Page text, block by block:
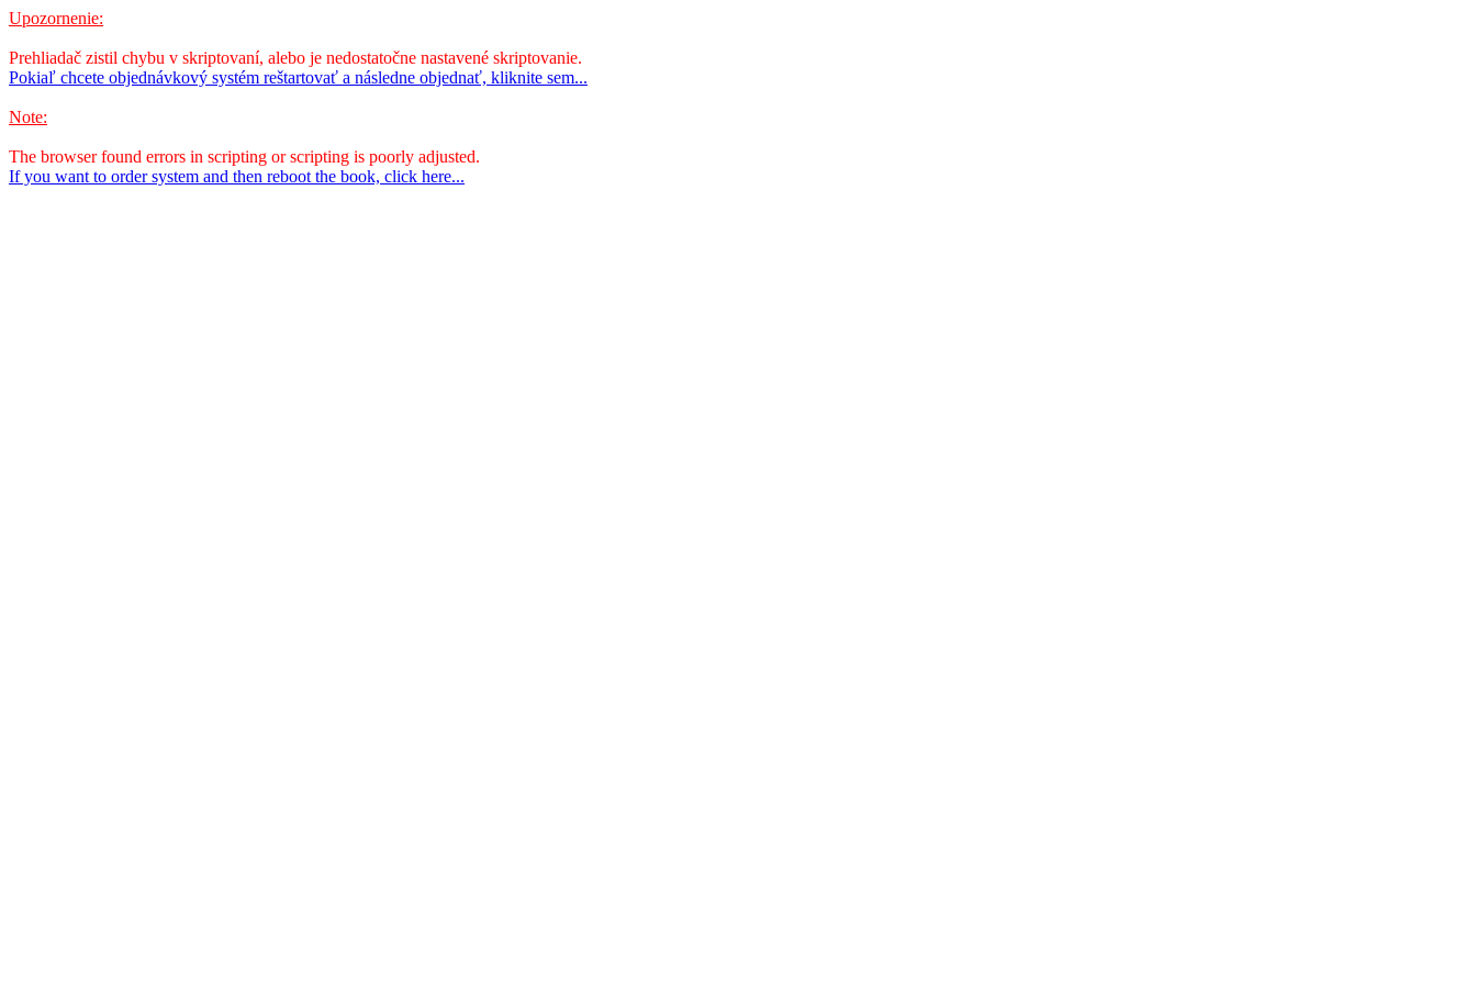
Upozornenie:
Prehliadač zistil chybu v skriptovaní, alebo je nedostatočne nastavené skriptovanie.
Pokiaľ chcete objednávkový systém reštartovať a následne objednať, kliknite sem...
Note:
The browser found errors in scripting or scripting is poorly adjusted.
If you want to order system and then reboot the book, click here...